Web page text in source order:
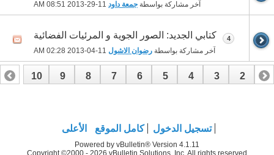
آخر مشاركة بواسطة جمعة داود 08:51 AM
كتابي الجديد: الصور الجوية و المرئيات الفضائية
آخر مشاركة بواسطة رضوان الاشول 02:28 AM
4
1
2
3
4
5
6
7
8
9
10
تسجيل الدخول كامل الموقع الأعلى
Powered by vBulletin® Version 4.1.11